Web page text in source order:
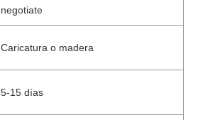
negotiate
Caricatura o madera
5-15 días